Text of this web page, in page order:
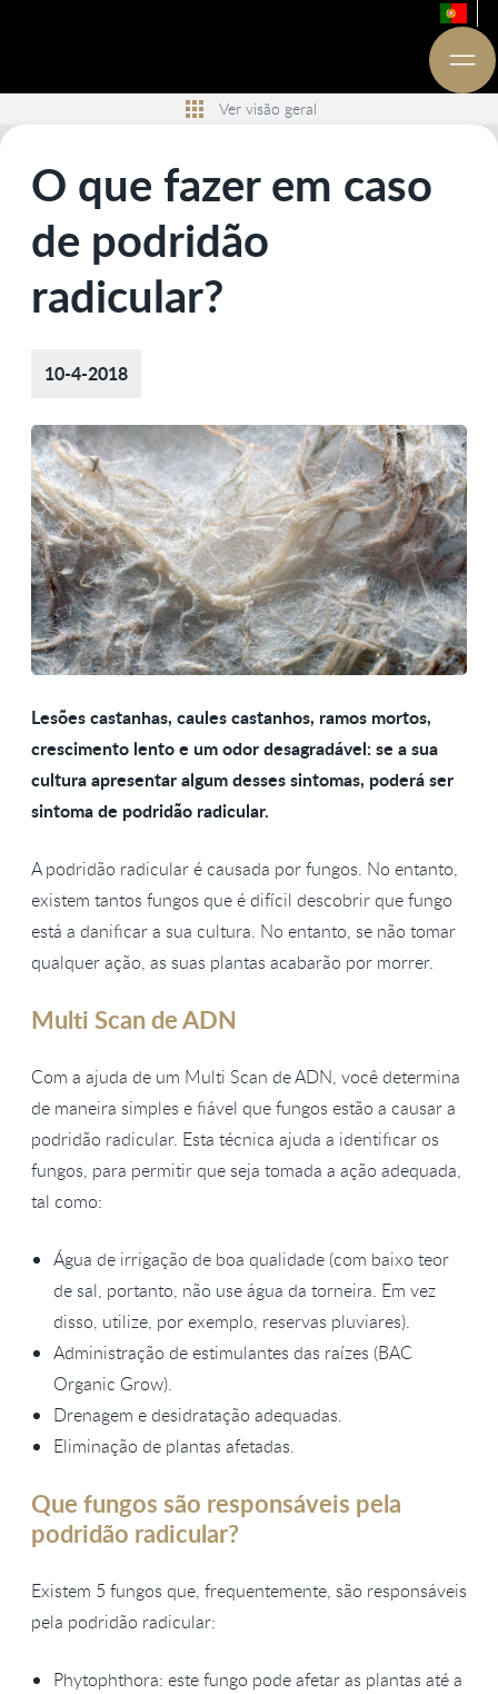
Ver visão geral
O que fazer em caso
de podridão
radicular?
10-4-2018
Lesões castanhas, caules castanhos, ramos mortos,
crescimento lento e um odor desagradável: se a sua
cultura apresentar algum desses sintomas, poderá ser
sintoma de podridão radicular.
A podridão radicular é causada por fungos. No entanto,
existem tantos fungos que é difícil descobrir que fungo
está a danificar a sua cultura. No entanto, se não tomar
qualquer ação, as suas plantas acabarão por morrer.
Multi Scan de ADN
Com a ajuda de um Multi Scan de ADN, você determina
de maneira simples e fiável que fungos estão a causar a
podridão radicular. Esta técnica ajuda a identificar os
fungos, para permitir que seja tomada a ação adequada,
tal como:
Água de irrigação de boa qualidade (com baixo teor
de sal, portanto, não use água da torneira. Em vez
disso, utilize, por exemplo, reservas pluviares).
Administração de estimulantes das raízes (BAC
Organic Grow).
Drenagem e desidratação adequadas.
Eliminação de plantas afetadas.
Que fungos são responsáveis pela
podridão radicular?
Existem 5 fungos que, frequentemente, são responsáveis
pela podridão radicular:
Phytophthora: este fungo pode afetar as plantas até a